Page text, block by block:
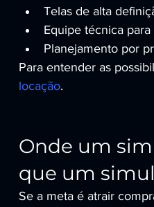
Telas de alta
Equipe técnica
Planejamento por
Para entender as
locação.
Onde um
que um
Se a meta é atrair